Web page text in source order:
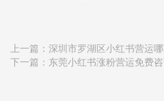
上一篇： 深圳市罗湖区小红书营运
下一篇： 东莞小红书涨粉营运免费